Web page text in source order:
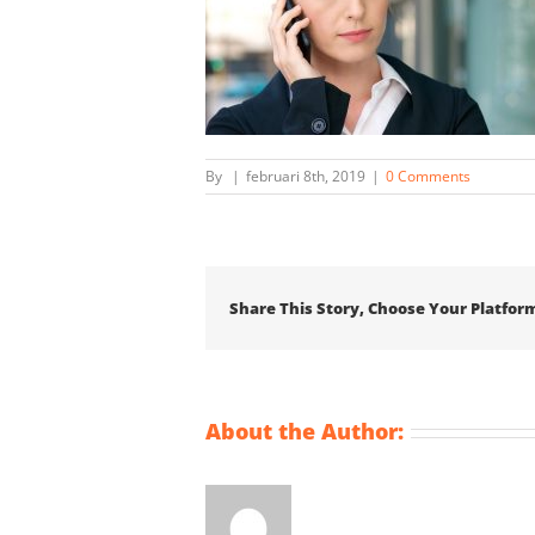
By | februari 8th, 2019 | 0 Comments
Share This Story, Choose Your
About the Author: